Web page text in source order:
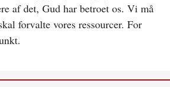
af det, Gud har betroet os. Vi må
forvalte vores ressourcer. For